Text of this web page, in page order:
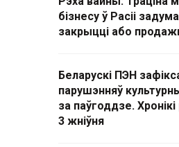
бізнесу ў Расіі
закрыцці або
Беларускі ПЭН
парушэнняў
за паўгоддзе. Хронікі
3 жніўня